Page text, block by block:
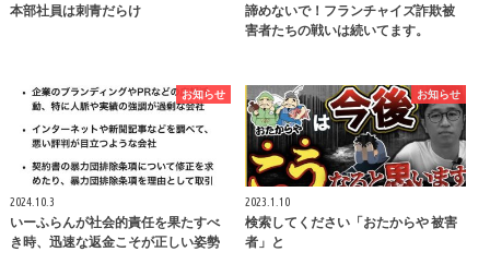
本部社員は刺青だらけ
諦めないで！フランチャイズ詐欺被
害者たちの戦いは続いてます。
お知らせ
2024.10.3
いーふらんが社会的責任を果たすべ
き時、迅速な返金こそが正しい姿勢
お知らせ
2023.1.10
検索してください「おたからや 被害
者」と